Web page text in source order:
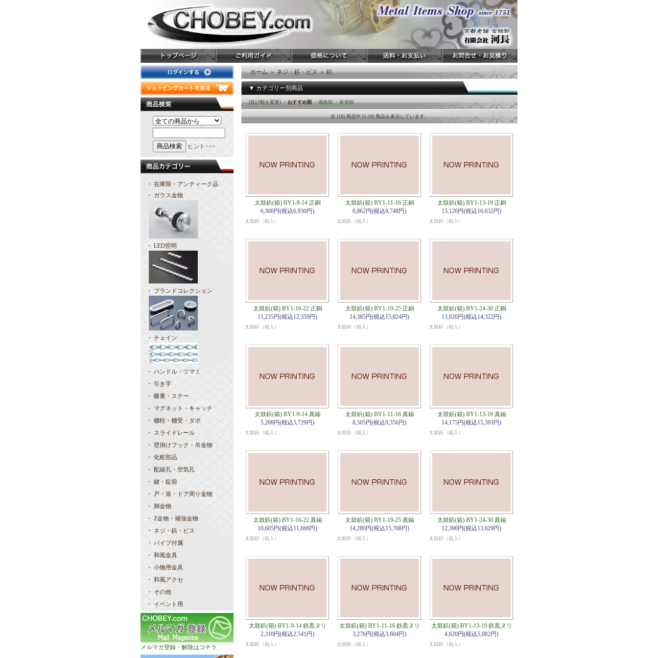
ヒント>>>
・ 在庫限・アンティーク品
・ ガラス金物
・ LED照明
・ ブランドコレクション
・ チェイン
・ ハンドル・ツマミ
・ 引き手
・ 蝶番・ステー
・ マグネット・キャッチ
・ 棚柱・棚受・ダボ
・ スライドレール
・ 壁掛けフック・吊金物
・ 化粧部品
・ 配線孔・空気孔
・ 鍵・錠前
・ 戸・扉・ドア周り金物
・ 脚金物
・ Z金物・補強金物
・ ネジ・鋲・ビス
・ パイプ付属
・ 和風金具
・ 小物用金具
・ 和風アクセ
・ その他
・ イベント用
メルマガ登録・解除はコチラ
ホーム＞ネジ・鋲・ビス＞鋲
▼ カテゴリー別商品
[並び順を変更]・おすすめ順 ・価格順 ・新着順
全 [18] 商品中 [1-18] 商品を表示しています。
太鼓鋲(箱) BY1-9-14 正銅
6,300円(税込6,930円)
太鼓鋲（箱入）
太鼓鋲(箱) BY1-11-16 正銅
8,862円(税込9,748円)
太鼓鋲（箱入）
太鼓鋲(箱) BY1-13-19 正銅
15,120円(税込16,632円)
太鼓鋲（箱入）
太鼓鋲(箱) BY1-16-22 正銅
11,235円(税込12,359円)
太鼓鋲（箱入）
太鼓鋲(箱) BY1-19-25 正銅
14,385円(税込15,824円)
太鼓鋲（箱入）
太鼓鋲(箱) BY1-24-30 正銅
13,020円(税込14,322円)
太鼓鋲（箱入）
太鼓鋲(箱) BY1-9-14 真鍮
5,208円(税込5,729円)
太鼓鋲（箱入）
太鼓鋲(箱) BY1-11-16 真鍮
8,505円(税込9,356円)
太鼓鋲（箱入）
太鼓鋲(箱) BY1-13-19 真鍮
14,175円(税込15,593円)
太鼓鋲（箱入）
太鼓鋲(箱) BY1-16-22 真鍮
10,605円(税込11,666円)
太鼓鋲（箱入）
太鼓鋲(箱) BY1-19-25 真鍮
14,280円(税込15,708円)
太鼓鋲（箱入）
太鼓鋲(箱) BY1-24-30 真鍮
12,390円(税込13,629円)
太鼓鋲（箱入）
太鼓鋲(箱) BY1-9-14 鉄黒ヌリ
2,310円(税込2,541円)
太鼓鋲（箱入）
太鼓鋲(箱) BY1-11-16 鉄黒ヌリ
3,276円(税込3,604円)
太鼓鋲（箱入）
太鼓鋲(箱) BY1-13-19 鉄黒ヌリ
4,620円(税込5,082円)
太鼓鋲（箱入）